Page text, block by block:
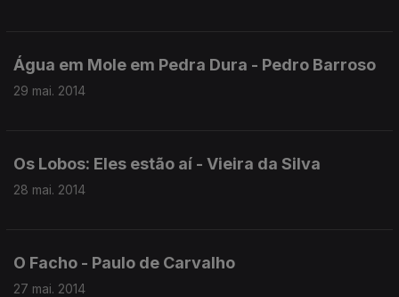
Água em Mole em Pedra Dura - Pedro Barroso
29 mai. 2014
Os Lobos: Eles estão aí - Vieira da Silva
28 mai. 2014
O Facho - Paulo de Carvalho
27 mai. 2014